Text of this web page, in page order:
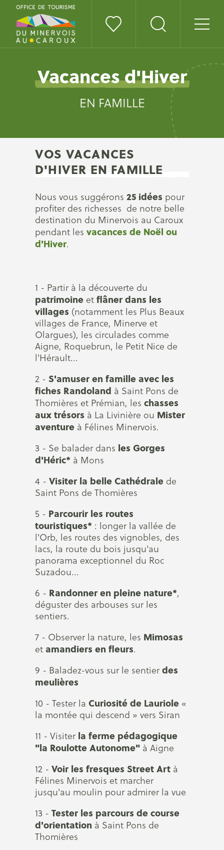
Vacances d'Hiver
EN FAMILLE
VOS VACANCES
D'HIVER EN FAMILLE
Nous vous suggérons 25 idées pour
profiter des richesses de notre belle
destination du Minervois au Caroux
pendant les vacances de Noël ou
d'Hiver.
1 - Partir à la découverte du
patrimoine et flâner dans les
villages (notamment les Plus Beaux
villages de France, Minerve et
Olargues), les circulades comme
Aigne, Roquebrun, le Petit Nice de
l'Hérault...
2 - S'amuser en famille avec les
fiches Randoland à Saint Pons de
Thomières et Prémian, les chasses
aux trésors à La Livinière ou Mister
aventure à Félines Minervois.
3 - Se balader dans les Gorges
d'Héric* à Mons
4 - Visiter la belle Cathédrale de
Saint Pons de Thomières
5 - Parcourir les routes
touristiques* : longer la vallée de
l'Orb, les routes des vignobles, des
lacs, la route du bois jusqu'au
panorama exceptionnel du Roc
Suzadou...
6 - Randonner en pleine nature*,
déguster des arbouses sur les
sentiers.
7 - Observer la nature, les Mimosas
et amandiers en fleurs.
9 - Baladez-vous sur le sentier des
meulières
10 - Tester la Curiosité de Lauriole «
la montée qui descend » vers Siran
11 - Visiter la ferme pédagogique
"la Roulotte Autonome" à Aigne
12 - Voir les fresques Street Art à
Félines Minervois et marcher
jusqu'au moulin pour admirer la vue
13 - Tester les parcours de course
d'orientation à Saint Pons de
Thomières